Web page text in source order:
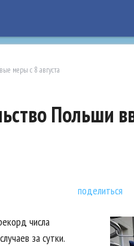
меры с 8 августа
Польши
поделиться
числа
за сутки.